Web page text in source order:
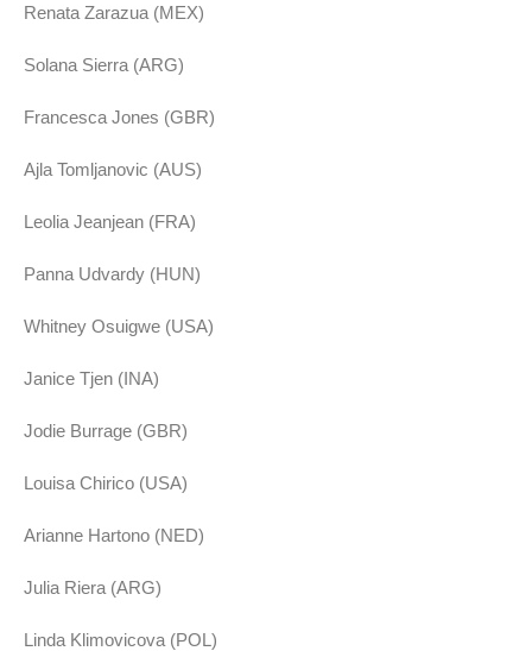
Renata Zarazua (MEX)
Solana Sierra (ARG)
Francesca Jones (GBR)
Ajla Tomljanovic (AUS)
Leolia Jeanjean (FRA)
Panna Udvardy (HUN)
Whitney Osuigwe (USA)
Janice Tjen (INA)
Jodie Burrage (GBR)
Louisa Chirico (USA)
Arianne Hartono (NED)
Julia Riera (ARG)
Linda Klimovicova (POL)